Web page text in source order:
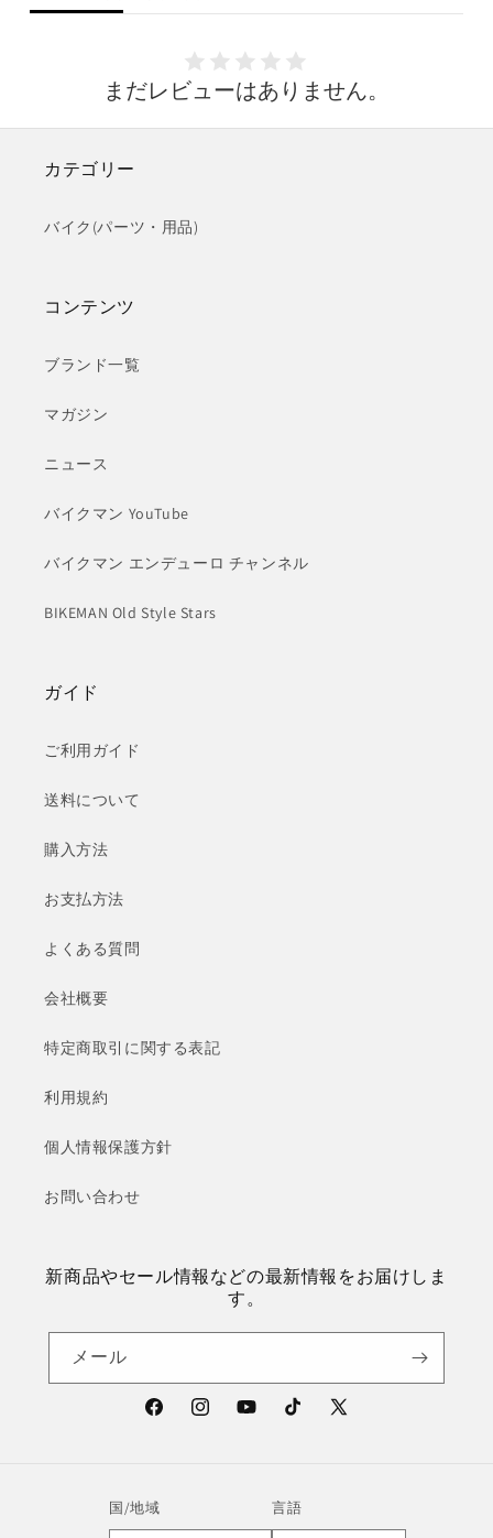
まだレビューはありません。
カテゴリー
バイク(パーツ・用品)
コンテンツ
ブランド一覧
マガジン
ニュース
バイクマン YouTube
バイクマン エンデューロ チャンネル
BIKEMAN Old Style Stars
ガイド
ご利用ガイド
送料について
購入方法
お支払方法
よくある質問
会社概要
特定商取引に関する表記
利用規約
個人情報保護方針
お問い合わせ
新商品やセール情報などの最新情報をお届けしま
す。
メール
FacebookInstagramYouTubeTikTok
X
国/地域 言語